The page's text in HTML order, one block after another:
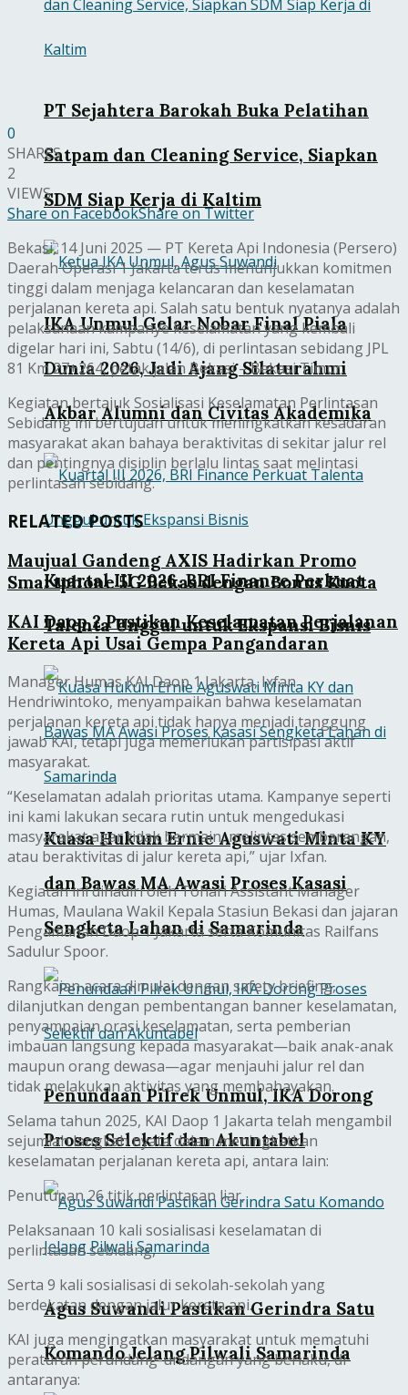
PT Sejahtera Barokah Buka Pelatihan
Satpam dan Cleaning Service, Siapkan
SDM Siap Kerja di Kaltim
IKA Unmul Gelar Nobar Final Piala
Dunia 2026, Jadi Ajang Silaturahmi
Akbar Alumni dan Civitas Akademika
Kuartal III 2026, BRI Finance Perkuat
Talenta Unggul untuk Ekspansi Bisnis
Kuasa Hukum Ernie Aguswati Minta KY
dan Bawas MA Awasi Proses Kasasi
Sengketa Lahan di Samarinda
Penundaan Pilrek Unmul, IKA Dorong
Proses Selektif dan Akuntabel
Agus Suwandi Pastikan Gerindra Satu
Komando Jelang Pilwali Samarinda
0
SHARES
2
VIEWS
Share on FacebookShare on Twitter
Bekasi, 14 Juni 2025 — PT Kereta Api Indonesia (Persero)
Daerah Operasi 1 Jakarta terus menunjukkan komitmen
tinggi dalam menjaga kelancaran dan keselamatan
perjalanan kereta api. Salah satu bentuk nyatanya adalah
pelaksanaan kampanye keselamatan yang kembali
digelar hari ini, Sabtu (14/6), di perlintasan sebidang JPL
81 Km 27+264, petak jalan Bekasi – Bekasi Timur.
Kegiatan bertajuk Sosialisasi Keselamatan Perlintasan
Sebidang ini bertujuan untuk meningkatkan kesadaran
masyarakat akan bahaya beraktivitas di sekitar jalur rel
dan pentingnya disiplin berlalu lintas saat melintasi
perlintasan sebidang.
RELATED POSTS
Maujual Gandeng AXIS Hadirkan Promo
Smartphone 5G Bekas dengan Bonus Kuota
KAI Daop 2 Pastikan Keselamatan Perjalanan
Kereta Api Usai Gempa Pangandaran
Manager Humas KAI Daop 1 Jakarta, Ixfan
Hendriwintoko, menyampaikan bahwa keselamatan
perjalanan kereta api tidak hanya menjadi tanggung
jawab KAI, tetapi juga memerlukan partisipasi aktif
masyarakat.
“Keselamatan adalah prioritas utama. Kampanye seperti
ini kami lakukan secara rutin untuk mengedukasi
masyarakat agar tidak bermain, melintas sembarangan,
atau beraktivitas di jalur kereta api,” ujar Ixfan.
Kegiatan ini dihadiri oleh Tohari Assistant Manager
Humas, Maulana Wakil Kepala Stasiun Bekasi dan jajaran
Pengamanan Daop 1 Jakarta serta Komunitas Railfans
Sadulur Spoor.
Rangkaian acara dimulai dengan safety briefing,
dilanjutkan dengan pembentangan banner keselamatan,
penyampaian orasi keselamatan, serta pemberian
imbauan langsung kepada masyarakat—baik anak-anak
maupun orang dewasa—agar menjauhi jalur rel dan
tidak melakukan aktivitas yang membahayakan.
Selama tahun 2025, KAI Daop 1 Jakarta telah mengambil
sejumlah langkah nyata dalam meningkatkan
keselamatan perjalanan kereta api, antara lain:
Penutupan 26 titik perlintasan liar,
Pelaksanaan 10 kali sosialisasi keselamatan di
perlintasan sebidang,
Serta 9 kali sosialisasi di sekolah-sekolah yang
berdekatan dengan jalur kereta api.
KAI juga mengingatkan masyarakat untuk mematuhi
peraturan perundang-undangan yang berlaku, di
antaranya: